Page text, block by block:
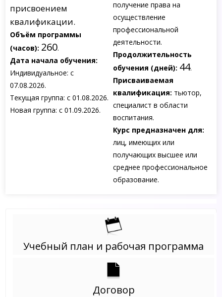
присвоением
квалификации.
Объём программы
(часов): 260.
Дата начала обучения:
Индивидуальное: с
07.08.2026.
Текущая группа: с 01.08.2026.
Новая группа: с 01.09.2026.
получение права на
осуществление
профессиональной
деятельности.
Продолжительность
обучения (дней): 44.
Присваиваемая
квалификация: тьютор,
специалист в области
воспитания.
Курс предназначен для:
лиц, имеющих или
получающих высшее или
среднее профессиональное
образование.
Учебный план и рабочая программа
Договор